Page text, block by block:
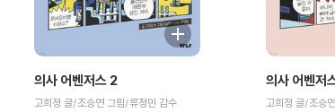
의사 어벤저스 2
고희정 글/조승연 그림/류정민 감수
의사 어벤저
고희정 글/조승